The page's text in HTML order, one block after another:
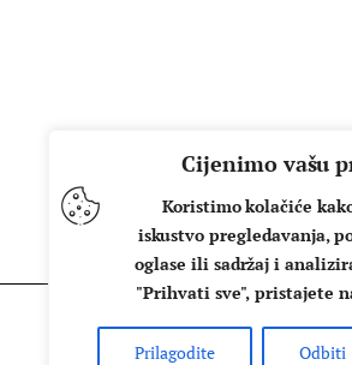
Cijenimo vašu
Koristimo kolačiće
iskustvo pregledavanja,
oglase ili sadržaj i
"Prihvati sve", pristajete
Prilagodite Odbiti